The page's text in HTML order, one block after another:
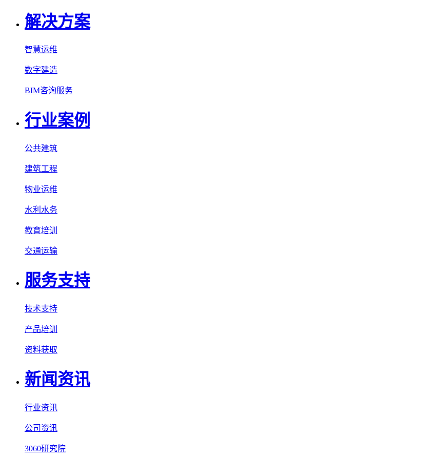
解决方案
智慧运维
数字建造
BIM咨询服务
行业案例
公共建筑
建筑工程
物业运维
水利水务
教育培训
交通运输
服务支持
技术支持
产品培训
资料获取
新闻资讯
行业资讯
公司资讯
3060研究院